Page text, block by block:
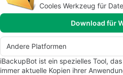
Cooles Werkzeug für
Download für
Andere Platformen
iBackupBot ist ein spezielles Tool,
immer aktuelle Kopien ihrer